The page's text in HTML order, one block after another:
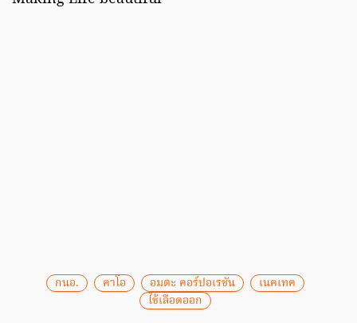
กนอ. คาโอ อมตะ คอร์ปอเรชัน
เนคเทค
ไข้เลือดออก